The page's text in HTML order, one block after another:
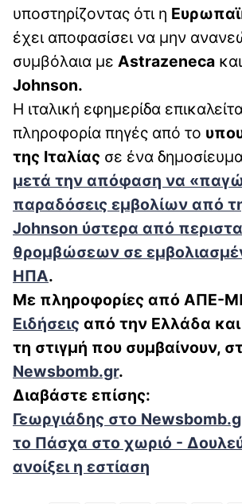
υποστηρίζοντας ότι η
έχει αποφασίσει να μην
συμβόλαια με Astrazeneca και
Johnson.
Η ιταλική εφημερίδα
πληροφορία πηγές από το
της Ιταλίας σε ένα
μετά την απόφαση να
παραδόσεις εμβολίων από
Johnson ύστερα από
θρομβώσεων σε
ΗΠΑ.
Με πληροφορίες από ΑΠΕ-
Ειδήσεις από την Ελλάδα
τη στιγμή που συμβαίνουν,
Newsbomb.gr.
Διαβάστε επίσης:
Γεωργιάδης στο
το Πάσχα στο χωριό -
ανοίξει η εστίαση